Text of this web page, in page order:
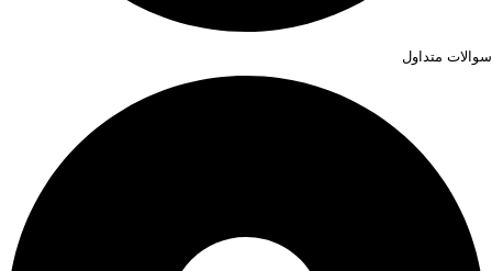
سوالات متداول